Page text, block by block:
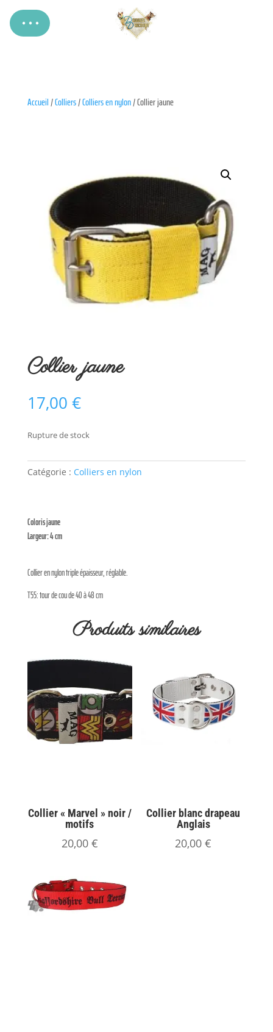
Accueil/Colliers/Colliers en nylon/ Collier jaune
Collier jaune
17,00 €
Rupture de stock
Catégorie : Colliers en nylon
Coloris jaune
Largeur: 4 cm
Collier en nylon triple épaisseur, réglable.
T55: tour de cou de 40 à 48 cm
Produits similaires
Collier « Marvel » noir /
motifs
20,00 €
Collier blanc drapeau
Anglais
20,00€